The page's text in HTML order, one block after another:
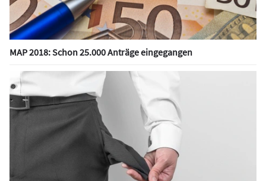
MAP 2018: Schon 25.000 Anträge eingegangen